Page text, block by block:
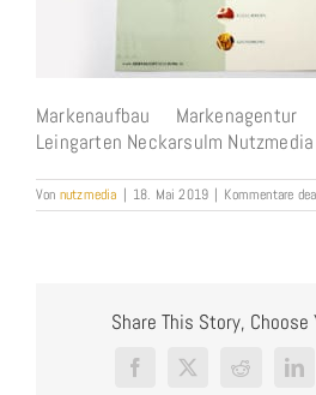
Markenaufbau
Leingarten Neckarsulm Nutzmedia
Von nutzmedia | 18. Mai 2019 | Kommentare
Share This Story,
Facebook
X Reddit